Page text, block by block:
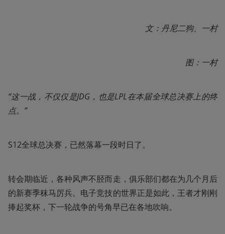
文：丹尼二狗、一村
图：一村
“这一战，不仅仅是JDG，也是LPL在本届全球总决赛上的终
点。”
S12全球总决赛，已然落幕一段时日了。
转会期临近，各种风声不胫而走，俱乐部们都在为几个月后
的新赛季秣马厉兵。电子竞技的世界正是如此，王者才刚刚
捧起奖杯，下一轮战争的号角早已在各地吹响。